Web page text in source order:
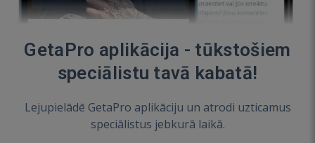
GetaPro aplikācija - tūkstošiem
speciālistu tavā kabatā!
Lejupielādē GetaPro aplikāciju un atrodi uzticamus
speciālistus jebkurā laikā.